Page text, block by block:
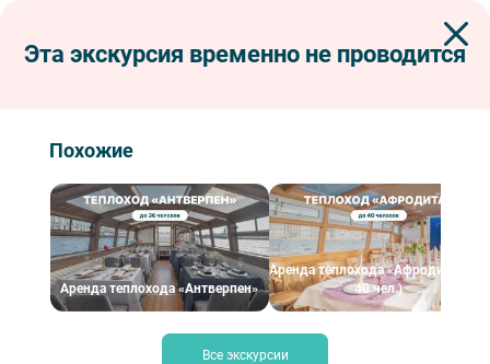
Аренда автомобиля Mercedes Maybach
S500, W222
Эта экскурсия временно не проводится
Похожие
Аренда теплохода «Антверпен»
Аренда теплохода «Афродита» (до
40 чел.)
Все экскурсии